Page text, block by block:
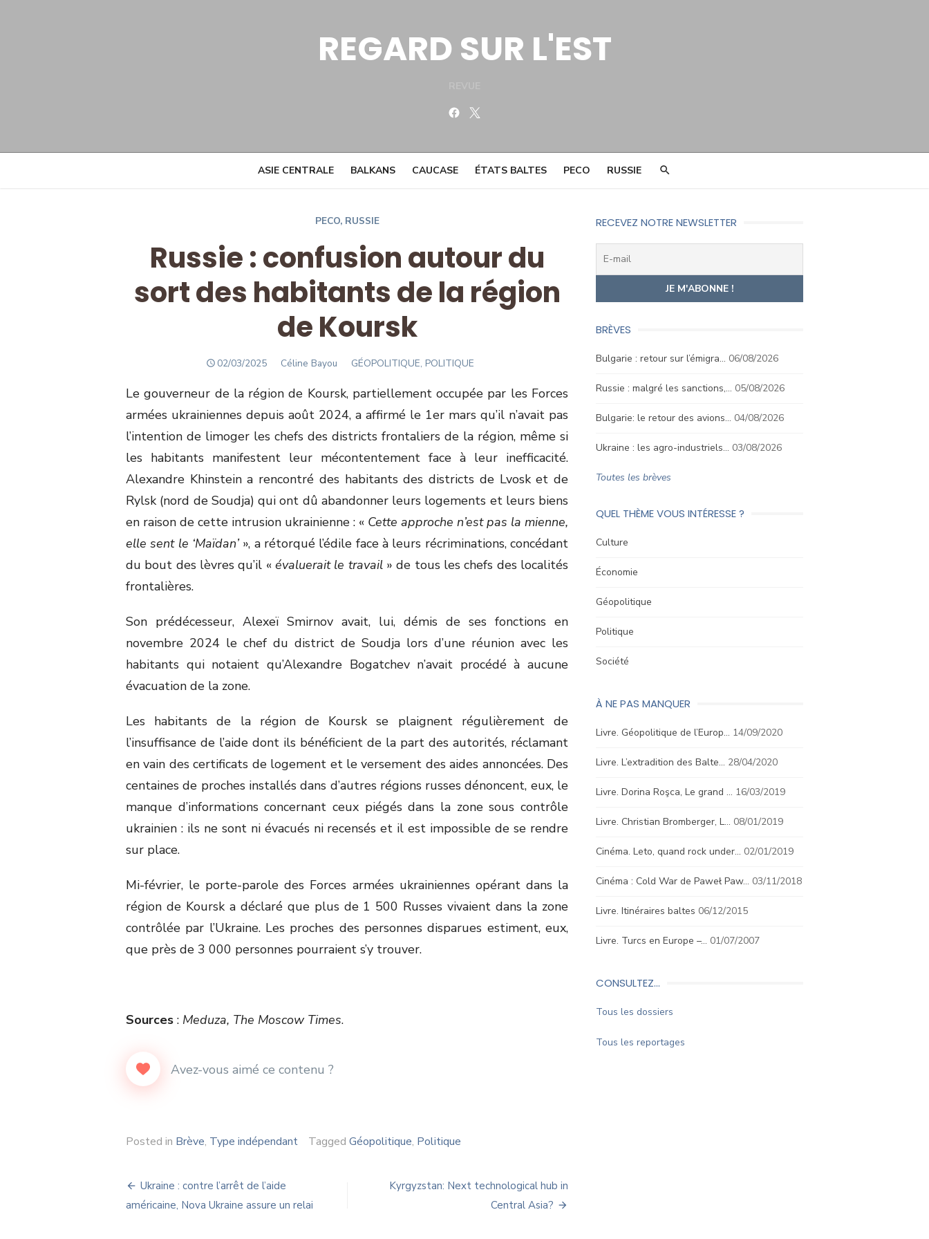
REGARD SUR L'EST
Facebook
ASIE CENTRALE BALKANS CAUCASE ÉTATS BALTES PECO RUSSIE
PECO, RUSSIE
Russie : confusion autour du
sort des habitants de la région
de Koursk
POSTED
02/03/2025 Author
Céline Bayou GÉOPOLITIQUE, POLITIQUE
Le gouverneur de la région de Koursk, partiellement occupée par les Forces
armées ukrainiennes depuis août 2024, a affirmé le 1er mars qu’il n’avait pas
l’intention de limoger les chefs des districts frontaliers de la région, même si
les habitants manifestent leur mécontentement face à leur inefficacité.
Alexandre Khinstein a rencontré des habitants des districts de Lvosk et de
Rylsk (nord de Soudja) qui ont dû abandonner leurs logements et leurs biens
en raison de cette intrusion ukrainienne : « Cette approche n’est pas la mienne,
elle sent le ‘Maïdan’», a rétorqué l’édile face à leurs récriminations, concédant
du bout des lèvres qu’il « évaluerait le travail» de tous les chefs des localités
frontalières.
Son prédécesseur, Alexeï Smirnov avait, lui, démis de ses fonctions en
novembre 2024 le chef du district de Soudja lors d’une réunion avec les
habitants qui notaient qu’Alexandre Bogatchev n’avait procédé à aucune
évacuation de la zone.
Les habitants de la région de Koursk se plaignent régulièrement de
l’insuffisance de l’aide dont ils bénéficient de la part des autorités, réclamant
en vain des certificats de logement et le versement des aides annoncées. Des
centaines de proches installés dans d’autres régions russes dénoncent, eux, le
manque d’informations concernant ceux piégés dans la zone sous contrôle
ukrainien : ils ne sont ni évacués ni recensés et il est impossible de se rendre
sur place.
Mi-février, le porte-parole des Forces armées ukrainiennes opérant dans la
région de Koursk a déclaré que plus de 1 500 Russes vivaient dans la zone
contrôlée par l’Ukraine. Les proches des personnes disparues estiment, eux,
que près de 3 000 personnes pourraient s’y trouver.
Sources : Meduza, The Moscow Times.
Posted in Brève, Type indépendant Tagged Géopolitique, Politique
Navigation
de
Ukraine : contre l’arrêt de l’aide
américaine, Nova Ukraine assure un relai
Kyrgyzstan: Next technological hub in
Central Asia?
RECEVEZ NOTRE NEWSLETTER
BRÈVES
Bulgarie : retour sur l’émigra… 06/08/2026
Russie : malgré les sanctions,… 05/08/2026
Bulgarie: le retour des avions… 04/08/2026
Ukraine : les agro-industriels… 03/08/2026
Toutes les brèves
QUEL THÈME VOUS INTÉRESSE ?
Culture
Économie
Géopolitique
Politique
Société
À NE PAS MANQUER
Livre. Géopolitique de l’Europ… 14/09/2020
Livre. L’extradition des Balte… 28/04/2020
Livre. Dorina Roşca, Le grand … 16/03/2019
Livre. Christian Bromberger, L… 08/01/2019
Cinéma. Leto, quand rock under… 02/01/2019
Cinéma : Cold War de Paweł Paw… 03/11/2018
Livre. Itinéraires baltes 06/12/2015
Livre. Turcs en Europe –… 01/07/2007
CONSULTEZ…
Tous les dossiers
Tous les reportages